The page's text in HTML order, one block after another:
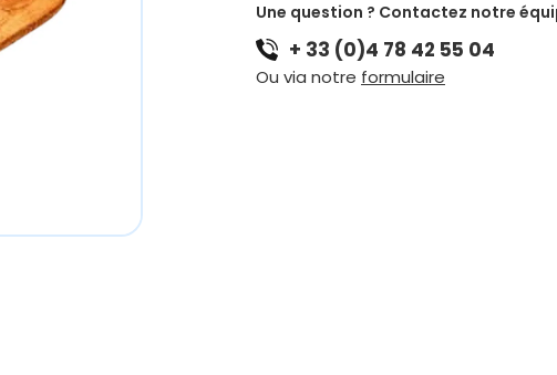
NEZ
BOIS
MASSIF
Une question ? Contactez notre
+ 33 (0)4 78 42 55 04
Ou via notre formulaire